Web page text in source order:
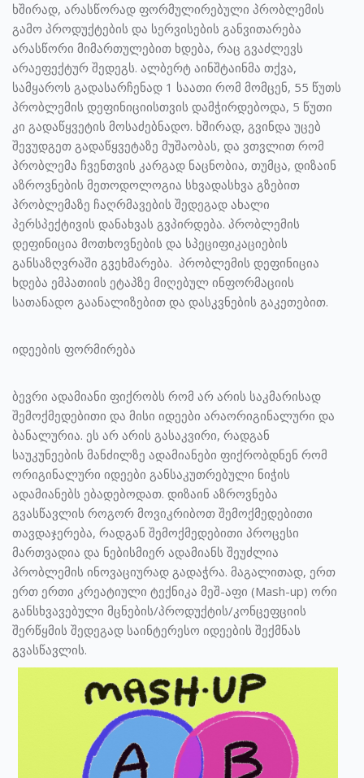
ხშირად, არასწორად ფორმულირებული პრობლემის
გამო პროდუქტების და სერვისების განვითარება
არასწორი მიმართულებით ხდება, რაც გვაძლევს
არაეფექტურ შედეგს. ალბერტ აინშტაინმა თქვა,
სამყაროს გადასარჩენად 1 საათი რომ მომცენ, 55 წუთს
პრობლემის დეფინიციისთვის დამჭირდებოდა, 5 წუთი
კი გადაწყვეტის მოსაძებნადო. ხშირად, გვინდა უცებ
შევუდგეთ გადაწყვეტაზე მუშაობას, და ვთვლით რომ
პრობლემა ჩვენთვის კარგად ნაცნობია, თუმცა, დიზაინ
აზროვნების მეთოდოლოგია სხვადასხვა გზებით
პრობლემაზე ჩაღრმავების შედეგად ახალი
პერსპექტივის დანახვას გვპირდება. პრობლემის
დეფინიცია მოთხოვნების და სპეციფიკაციების
განსაზღვრაში გვეხმარება. პრობლემის დეფინიცია
ხდება ემპათიის ეტაპზე მიღებულ ინფორმაციის
სათანადო გაანალიზებით და დასკვნების გაკეთებით.
იდეების ფორმირება
ბევრი ადამიანი ფიქრობს რომ არ არის საკმარისად
შემოქმედებითი და მისი იდეები არაორიგინალური და
ბანალურია. ეს არ არის გასაკვირი, რადგან
საუკუნეების მანძილზე ადამიანები ფიქრობდნენ რომ
ორიგინალური იდეები განსაკუთრებული ნიჭის
ადამიანებს ებადებოდათ. დიზაინ აზროვნება
გვასწავლის როგორ მოვიკრიბოთ შემოქმედებითი
თავდაჯერება, რადგან შემოქმედებითი პროცესი
მართვადია და ნებისმიერ ადამიანს შეუძლია
პრობლემის ინოვაციურად გადაჭრა. მაგალითად, ერთ
ერთ ერთი კრეატიული ტექნიკა მეშ-აფი (Mash-up) ორი
განსხვავებული მცნების/პროდუქტის/კონცეფციის
შერწყმის შედეგად საინტერესო იდეების შექმნას
გვასწავლის.